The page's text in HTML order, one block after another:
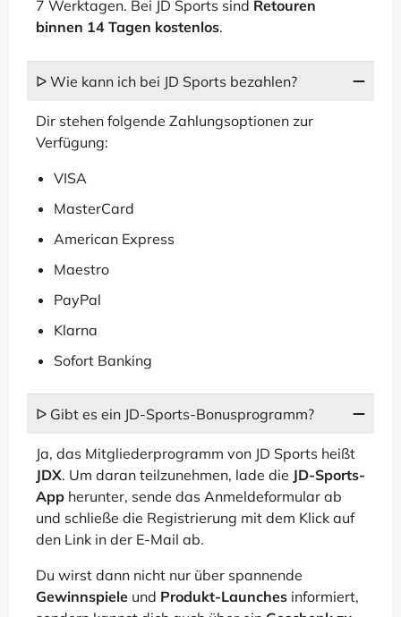
7 Werktagen. Bei JD Sports sind Retouren
binnen 14 Tagen kostenlos.
ᐅ Wie kann ich bei JD Sports bezahlen?
Dir stehen folgende Zahlungsoptionen zur
Verfügung:
VISA
MasterCard
American Express
Maestro
PayPal
Klarna
Sofort Banking
ᐅ Gibt es ein JD-Sports-Bonusprogramm?
Ja, das Mitgliederprogramm von JD Sports heißt
JDX. Um daran teilzunehmen, lade die JD-Sports-
App herunter, sende das Anmeldeformular ab
und schließe die Registrierung mit dem Klick auf
den Link in der E-Mail ab.
Du wirst dann nicht nur über spannende
Gewinnspiele und Produkt-Launches informiert,